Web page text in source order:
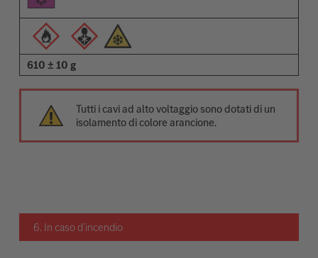
610 ± 10 g
Tutti i cavi ad alto voltaggio sono dotati di un
isolamento di colore arancione.
6. In caso d’incendio